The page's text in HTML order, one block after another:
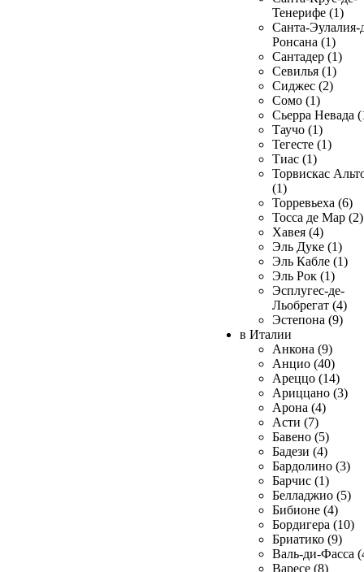
Тенерифе (1)
Санта-Эулалия-
Ронсана (1)
Сантадер (1)
Севилья (1)
Сиджес (2)
Сомо (1)
Сьерра Невада
Таучо (1)
Тегесте (1)
Тиас (1)
Торвискас
(1)
Торревьеха (6)
Тосса де Мар (2)
Хавея (4)
Эль Дуке (1)
Эль Кабле (1)
Эль Рок (1)
Эсплугес-де-
Льобрегат (4)
Эстепона (9)
в Италии
Анкона (9)
Анцио (40)
Ареццо (14)
Ариццано (3)
Арона (4)
Асти (7)
Бавено (5)
Бадези (4)
Бардолино (3)
Барчис (1)
Белладжио (5)
Бибионе (4)
Бордигера (10)
Бриатико (9)
Валь-ди-Фасса
Варесе (8)